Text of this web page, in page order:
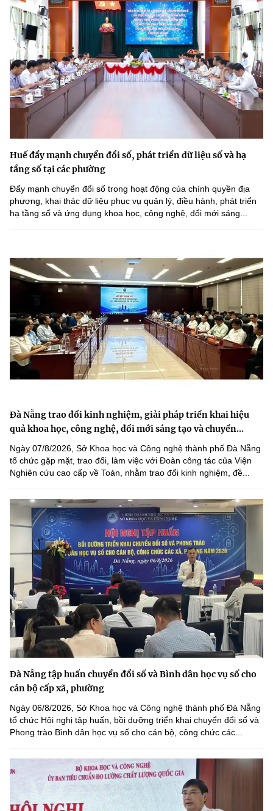
Huế đẩy mạnh chuyển đổi số, phát triển dữ liệu số và hạ
tầng số tại các phường
Đẩy mạnh chuyển đổi số trong hoạt động của chính quyền địa
phương, khai thác dữ liệu phục vụ quản lý, điều hành, phát triển
hạ tầng số và ứng dụng khoa học, công nghệ, đổi mới sáng...
Đà Nẵng trao đổi kinh nghiệm, giải pháp triển khai hiệu
quả khoa học, công nghệ, đổi mới sáng tạo và chuyển...
Ngày 07/8/2026, Sở Khoa học và Công nghệ thành phố Đà Nẵng
tổ chức gặp mặt, trao đổi, làm việc với Đoàn công tác của Viện
Nghiên cứu cao cấp về Toán, nhằm trao đổi kinh nghiệm, đề...
Đà Nẵng tập huấn chuyển đổi số và Bình dân học vụ số cho
cán bộ cấp xã, phường
Ngày 06/8/2026, Sở Khoa học và Công nghệ thành phố Đà Nẵng
tổ chức Hội nghị tập huấn, bồi dưỡng triển khai chuyển đổi số và
Phong trào Bình dân học vụ số cho cán bộ, công chức các...